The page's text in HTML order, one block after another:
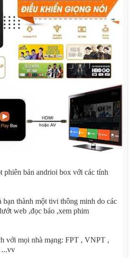
phiên bản andrioi box với các tính
thành một tivi thông minh do các
web ,đọc báo ,xem phim
mọi nhà mạng: FPT , VNPT ,